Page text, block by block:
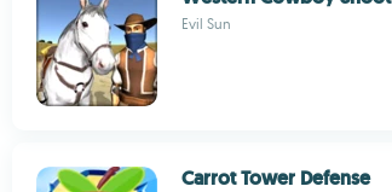
Evil Sun
Carrot Tower Defense